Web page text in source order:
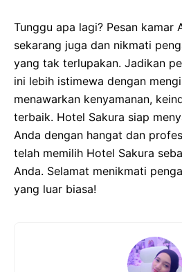
Tunggu apa lagi? Pesan kamar
sekarang juga dan nikmati
yang tak terlupakan. Jadikan
ini lebih istimewa dengan
menawarkan kenyamanan,
terbaik. Hotel Sakura siap
Anda dengan hangat dan
telah memilih Hotel Sakura
Anda. Selamat menikmati
yang luar biasa!